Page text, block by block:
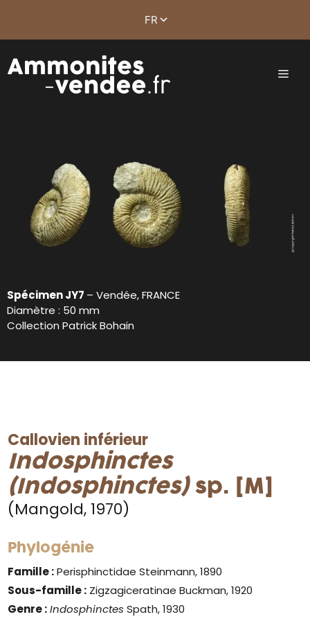
Spécimen JY7 – Vendée, FRANCE
Diamètre : 50 mm
Collection Patrick Bohain
Callovien inférieur
Indosphinctes
(Indosphinctes)sp. [M]
(Mangold, 1970)
Phylogénie
Famille :Perisphinctidae Steinmann, 1890
Sous-famille : Zigzagiceratinae Buckman, 1920
Genre: Indosphinctes Spath, 1930